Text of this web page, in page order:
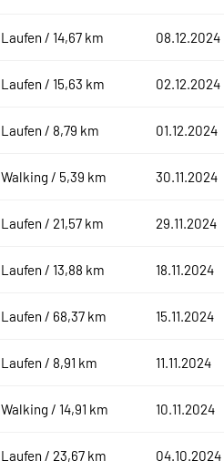
Laufen / 14,67 km 08.12.2024
Laufen / 15,63 km 02.12.2024
Laufen / 8,79 km 01.12.2024
Walking / 5,39 km 30.11.2024
Laufen / 21,57 km 29.11.2024
Laufen / 13,88 km 18.11.2024
Laufen / 68,37 km 15.11.2024
Laufen / 8,91 km 11.11.2024
Walking / 14,91 km 10.11.2024
Laufen / 23,67 km 04.10.2024